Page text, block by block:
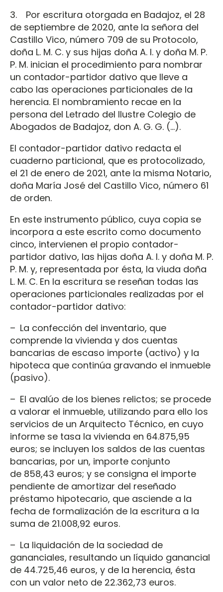
3. Por escritura otorgada en Badajoz, el 28
de septiembre de 2020, ante la señora del
Castillo Vico, número 709 de su Protocolo,
doña L. M. C. y sus hijas doña A. I. y doña M. P.
P. M. inician el procedimiento para nombrar
un contador-partidor dativo que lleve a
cabo las operaciones particionales de la
herencia. El nombramiento recae en la
persona del Letrado del Ilustre Colegio de
Abogados de Badajoz, don A. G. G. (…).
El contador-partidor dativo redacta el
cuaderno particional, que es protocolizado,
el 21 de enero de 2021, ante la misma Notario,
doña María José del Castillo Vico, número 61
de orden.
En este instrumento público, cuya copia se
incorpora a este escrito como documento
cinco, intervienen el propio contador-
partidor dativo, las hijas doña A. I. y doña M. P.
P. M. y, representada por ésta, la viuda doña
L. M. C. En la escritura se reseñan todas las
operaciones particionales realizadas por el
contador-partidor dativo:
– La confección del inventario, que
comprende la vivienda y dos cuentas
bancarias de escaso importe (activo) y la
hipoteca que continúa gravando el inmueble
(pasivo).
– El avalúo de los bienes relictos; se procede
a valorar el inmueble, utilizando para ello los
servicios de un Arquitecto Técnico, en cuyo
informe se tasa la vivienda en 64.875,95
euros; se incluyen los saldos de las cuentas
bancarias, por un, importe conjunto
de 858,43 euros; y se consigna el importe
pendiente de amortizar del reseñado
préstamo hipotecario, que asciende a la
fecha de formalización de la escritura a la
suma de 21.008,92 euros.
– La liquidación de la sociedad de
gananciales, resultando un líquido ganancial
de 44.725,46 euros, y de la herencia, ésta
con un valor neto de 22.362,73 euros.